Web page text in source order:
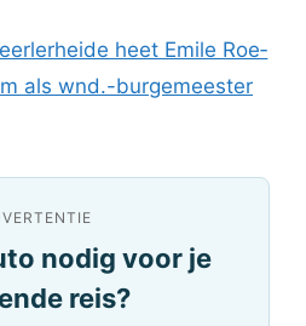
heet Emi­le Roe­
als wnd.-bur­ge­mees­ter
nodig voor je
reis?